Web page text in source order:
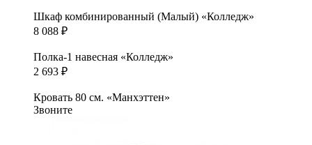
Шкаф комбинированный (Малый) «Колледж»
8 088 ₽
Полка-1 навесная «Колледж»
2 693 ₽
Кровать 80 см. «Манхэттен»
Звоните